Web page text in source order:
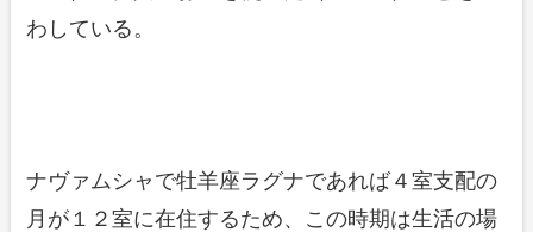
わしている。
ナヴァムシャで牡羊座ラグナであれば４室支配の
月が１２室に在住するため、この時期は生活の場